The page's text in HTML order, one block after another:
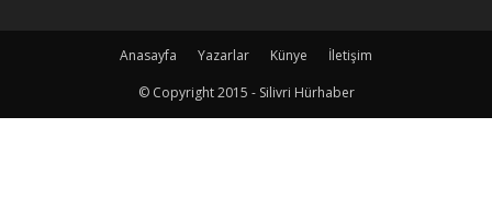
Anasayfa Yazarlar Künye
İletişim
© Copyright 2015 - Silivri Hürhaber